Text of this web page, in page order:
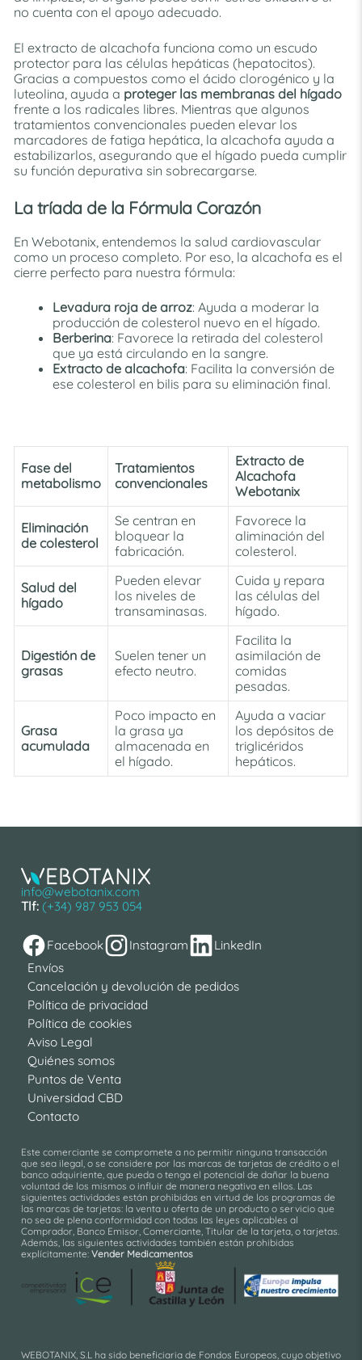
no cuenta con el apoyo adecuado.
El extracto de alcachofa funciona como un escudo
protector para las células hepáticas (hepatocitos).
Gracias a compuestos como el ácido clorogénico y la
luteolina, ayuda a proteger las membranas del hígado
frente a los radicales libres. Mientras que algunos
tratamientos convencionales pueden elevar los
marcadores de fatiga hepática, la alcachofa ayuda a
estabilizarlos, asegurando que el hígado pueda cumplir
su función depurativa sin sobrecargarse.
La tríada de la Fórmula Corazón
En Webotanix, entendemos la salud cardiovascular
como un proceso completo. Por eso, la alcachofa es el
cierre perfecto para nuestra fórmula:
Levadura roja de arroz: Ayuda a moderar la
producción de colesterol nuevo en el hígado.
Berberina: Favorece la retirada del colesterol
que ya está circulando en la sangre.
Extracto de alcachofa: Facilita la conversión de
ese colesterol en bilis para su eliminación final.
Fase del
metabolismo
Tratamientos
convencionales
Extracto de
Alcachofa
Webotanix
Eliminación
de colesterol
Se centran en
bloquear la
fabricación.
Favorece la
aliminación del
colesterol.
Salud del
hígado
Pueden elevar
los niveles de
transaminasas.
Cuida y repara
las células del
hígado.
Digestión de
grasas
Suelen tener un
efecto neutro.
Facilita la
asimilación de
comidas
pesadas.
Grasa
acumulada
Poco impacto en
la grasa ya
almacenada en
el hígado.
Ayuda a vaciar
los depósitos de
triglicéridos
hepáticos.
info@webotanix.com
Tlf: (+34) 987 953 054
Facebook Instagram
LinkedIn
Envíos
Cancelación y devolución de pedidos
Política de privacidad
Política de cookies
Aviso Legal
Quiénes somos
Puntos de Venta
Universidad CBD
Contacto
Este comerciante se compromete a no permitir ninguna transacción
que sea ilegal, o se considere por las marcas de tarjetas de crédito o el
banco adquiriente, que pueda o tenga el potencial de dañar la buena
voluntad de los mismos o influir de manera negativa en ellos. Las
siguientes actividades están prohibidas en virtud de los programas de
las marcas de tarjetas: la venta u oferta de un producto o servicio que
no sea de plena conformidad con todas las leyes aplicables al
Comprador, Banco Emisor, Comerciante, Titular de la tarjeta, o tarjetas.
Además, las siguientes actividades también están prohibidas
explícitamente: Vender Medicamentos
WEBOTANIX, S.L ha sido beneficiaria de Fondos Europeos, cuyo objetivo